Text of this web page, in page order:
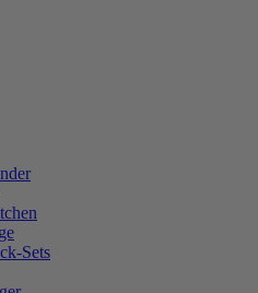
Sets